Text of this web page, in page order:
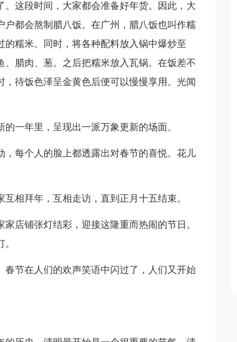
这段时间，大家都会准备好年货。因此，大
都会熬制腊八饭。在广州，腊八饭也叫作糯
糯米。同时，将各种配料放入锅中爆炒至
腊肉、葱。之后把糯米放入瓦锅。在饭差不
待饭色泽呈金黄色后便可以慢慢享用。光闻
一年里，呈现出一派万象更新的场面。
每个人的脸上都透露出对春节的喜悦。花儿
相拜年，互相走访，直到正月十五结束。
店铺张灯结彩，迎接这隆重而热闹的节日。
节在人们的欢声笑语中闪过了，人们又开始